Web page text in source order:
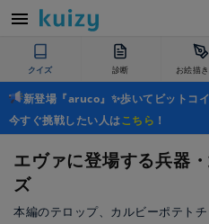
クイズ 診断 お絵描
新登場『aruco』✨歩いてビットコ
今すぐ挑戦したい人はこちら ！
エヴァに登場する兵器
ズ
本編のテロップ、カルビーポテト